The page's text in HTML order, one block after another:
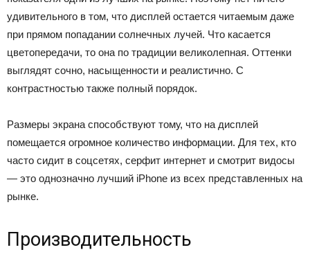
удивительного в том, что дисплей остается читаемым даже
при прямом попадании солнечных лучей. Что касается
цветопередачи, то она по традиции великолепная. Оттенки
выглядят сочно, насыщенности и реалистично. С
контрастностью также полный порядок.
Размеры экрана способствуют тому, что на дисплей
помещается огромное количество информации. Для тех, кто
часто сидит в соцсетях, серфит интернет и смотрит видосы
— это однозначно лучший iPhone из всех представленных на
рынке.
Производительность